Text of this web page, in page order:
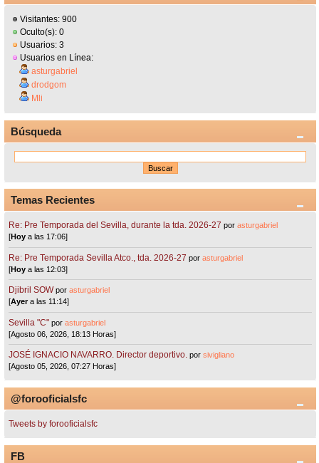
Visitantes: 900
Oculto(s): 0
Usuarios: 3
Usuarios en Línea:
asturgabriel
drodgom
Mli
Búsqueda
Temas Recientes
Re: Pre Temporada del Sevilla, durante la tda. 2026-27 porasturgabriel
[Hoy a las 17:06]
Re: Pre Temporada Sevilla Atco., tda. 2026-27 porasturgabriel
[Hoy a las 12:03]
Djibril SOW porasturgabriel
[Ayera las 11:14]
Sevilla "C"porasturgabriel
[Agosto 06, 2026, 18:13 Horas]
JOSÉ IGNACIO NAVARRO. Director deportivo. porsivigliano
[Agosto 05, 2026, 07:27 Horas]
@forooficialsfc
Tweets by forooficialsfc
FB